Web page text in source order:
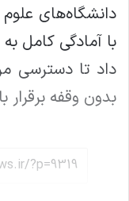
با آمادگی کامل
داد تا دسترسی
بدون وقفه برقرار